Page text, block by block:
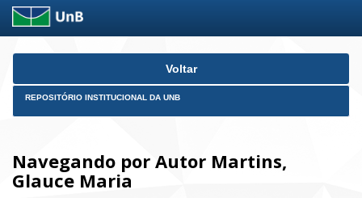
Skip
Voltar
REPOSITÓRIO INSTITUCIONAL DA UNB
Navegando por Autor Martins,
Glauce Maria